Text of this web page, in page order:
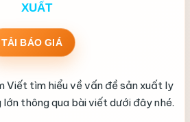
XUẤT
TẢI BÁO GIÁ
Viết tìm hiểu về vấn đề sản xuất ly
thông qua bài viết dưới đây nhé.